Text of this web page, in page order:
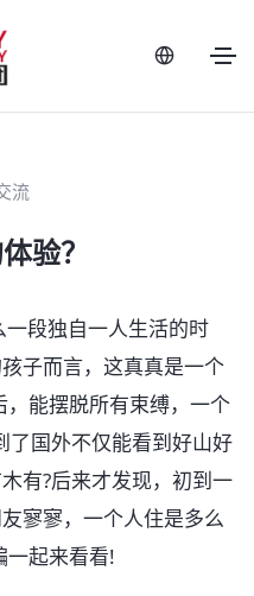
流
验？
段独自一人生活的时
子而言，这真真是一个
能摆脱所有束缚，一个
了国外不仅能看到好山好
有?后来才发现，初到一
寥寥，一个人住是多么
一起来看看!